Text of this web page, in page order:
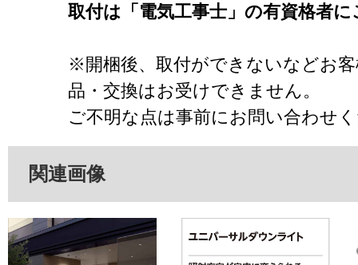
取付は「電気工事士」の有資格者
※開梱後、取付ができないなどお
品・交換はお受けできません。
ご不明な点は事前にお問い合わせ
関連画像